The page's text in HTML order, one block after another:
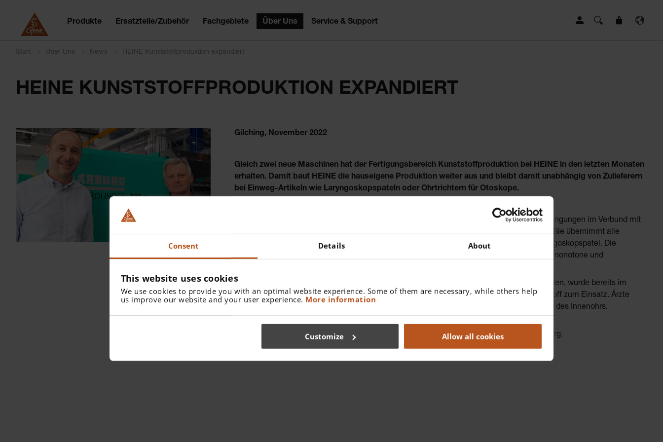
Consent Details About
This website uses cookies
We use cookies to provide you with an optimal website experience. Some of them are necessary, while others help
us improve our website and your user experience. More information
Customize Allow all cookies
Produkte Ersatzteile/Zubehör Fachgebiete Über Uns Service & Support
Start Über Uns News HEINE Kunststoffproduktion expandiert
HEINE KUNSTSTOFFPRODUKTION EXPANDIERT
Gilching, November 2022
Gleich zwei neue Maschinen hat der Fertigungsbereich Kunststoffproduktion bei HEINE in den letzten Monaten
erhalten. Damit baut HEINE die hauseigene Produktion weiter aus und bleibt damit unabhängig von Zulieferern
bei Einweg-Artikeln wie Laryngoskopspateln oder Ohrtrichtern für Otoskope.
Unser wichtigster Neuzugang ist eine komplette Fertigungslösung, die unter Reinraumbedingungen im Verbund mit
einem Kuka-Roboter Einweg-Spatel für das neuevisionPRO Videolaryngoskopproduziert. Sie übernimmt alle
Arbeitsschritte, vom Kunststoffgranulat bis zum verpackten, einsatzbereiten Einweg-Laryngoskopspatel. Die
vollautomatische Anlage entlastet die Mitarbeiter in der Produktion deutlich, weil dadurch monotone und
Eine Kunststoffspritzgießmaschine, mit der Ohrtrichter am laufenden Band produziert werden, wurde bereits im
Frühjahr in Betrieb genommen. Als Material kommt wie bei den Spateln recycelter Kunststoff zum Einsatz. Ärzte
verwenden die daraus hergestellten Einweg-Tips direkt am Patienten für die Untersuchung des Innenohrs.
Die beiden Spritzgießmaschinen stammen übrigens vom deutschen Maschinenbauer Arburg.